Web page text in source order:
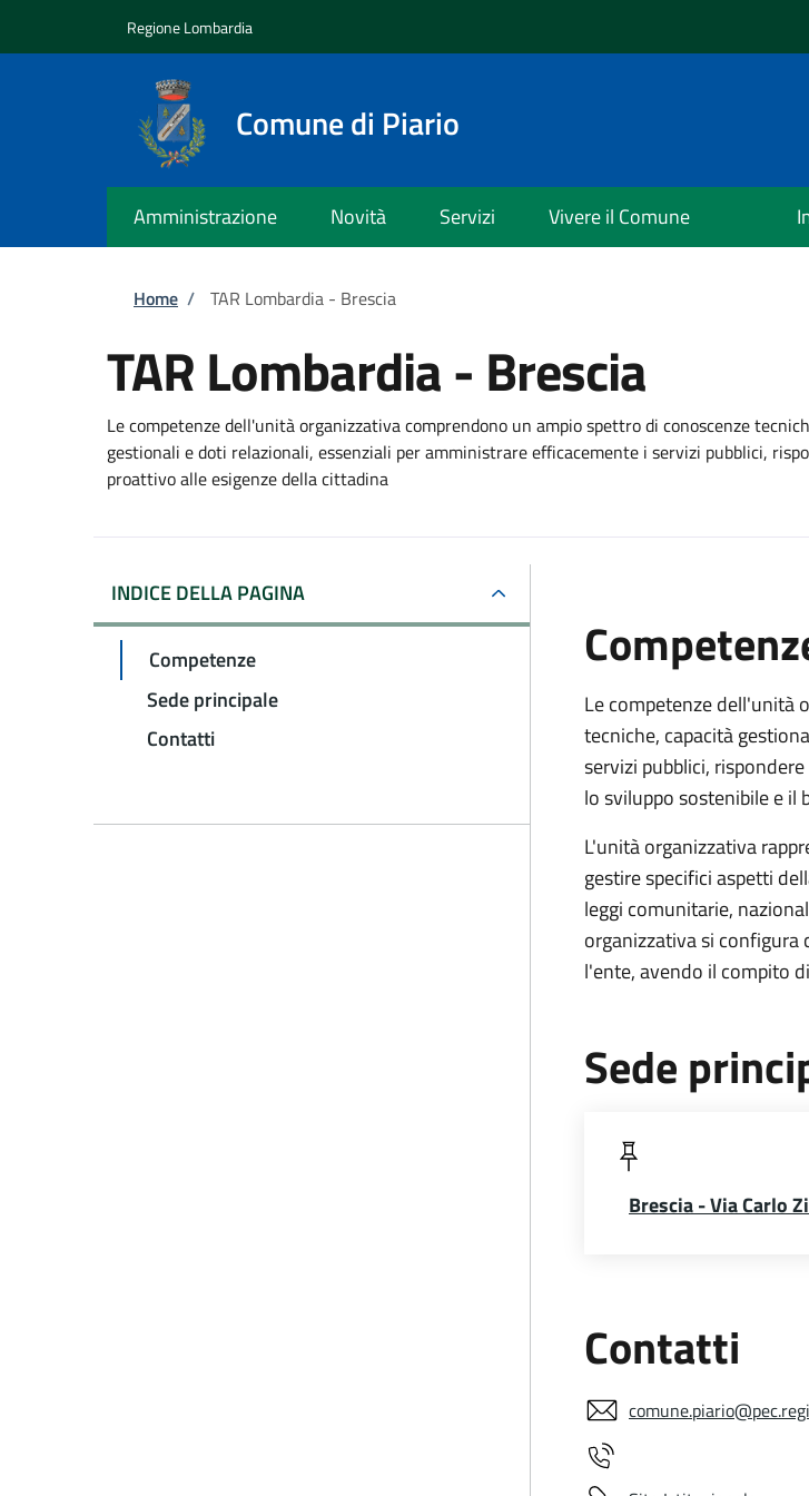
Regione Lombardia
Comune di Piario
Amministrazione Novità Servizi Vivere il Comune
Briciole di pane
Home / TAR Lombardia - Brescia
TAR Lombardia - Brescia
Le competenze dell'unità organizzativa comprendono un ampio spettro di conoscenze
gestionali e doti relazionali, essenziali per amministrare efficacemente i servizi pubblici,
proattivo alle esigenze della cittadina
INDICE DELLA PAGINA
Competenze
Sede principale
Contatti
Le competenze dell'unità
tecniche, capacità
servizi pubblici,
lo sviluppo sostenibile e il
L'unità organizzativa
gestire specifici aspetti
leggi comunitarie,
organizzativa si
l'ente, avendo il compito
Sede
Brescia - Via Carlo
Contatti